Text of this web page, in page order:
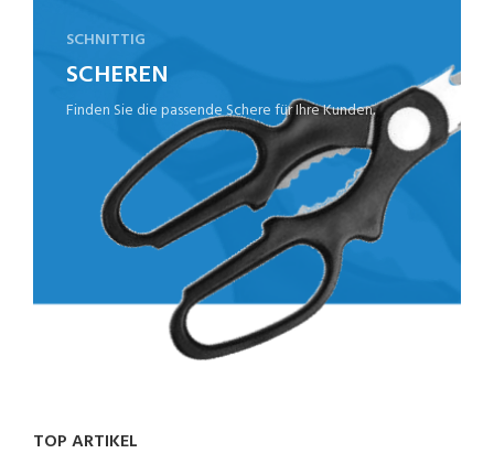
SCHNITTIG
SCHEREN
Finden Sie die passende Schere für Ihre Kunden.
TOP ARTIKEL